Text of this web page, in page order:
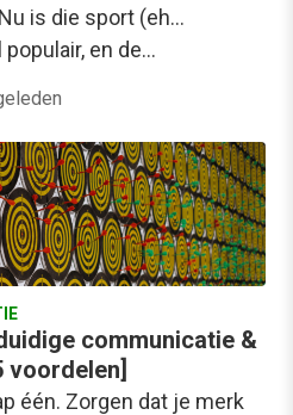
is die sport (eh…
en de…
communicatie &
voordelen]
één. Zorgen dat je merk